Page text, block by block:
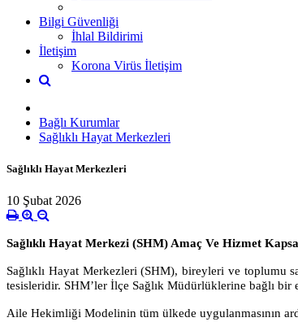
Bilgi Güvenliği
İhlal Bildirimi
İletişim
Korona Virüs İletişim
Bağlı Kurumlar
Sağlıklı Hayat Merkezleri
Sağlıklı Hayat Merkezleri
10 Şubat 2026
Sağlıklı Hayat Merkezi (SHM) Amaç Ve Hizmet
Sağlıklı Hayat Merkezleri (SHM), bireyleri ve toplumu
tesisleridir. SHM’ler İlçe Sağlık Müdürlüklerine bağlı bir
Aile Hekimliği Modelinin tüm ülkede uygulanmasının